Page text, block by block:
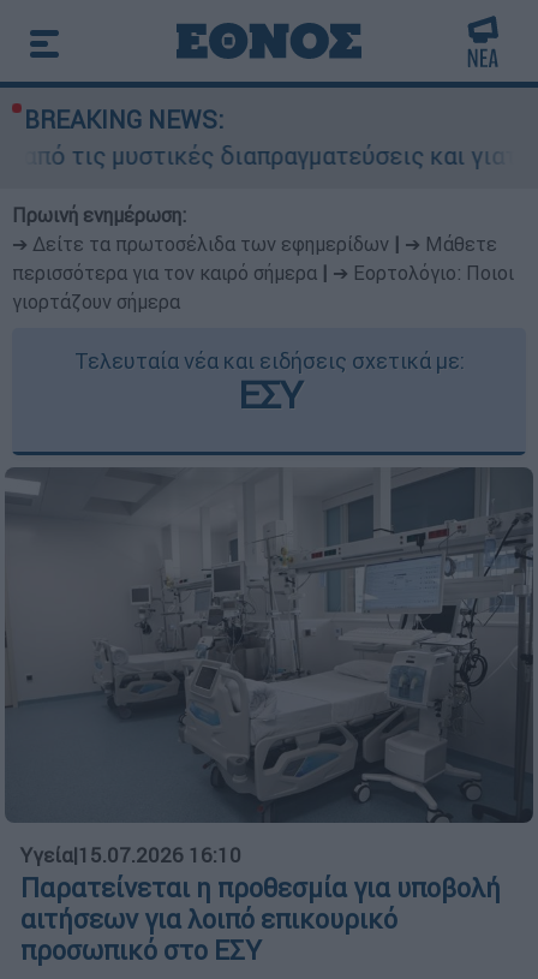
BREAKING NEWS:
διαπραγματεύσεις και γιατί αντιδρούν
Πρωινή ενημέρωση:
➔ Δείτε τα πρωτοσέλιδα των εφημερίδων
➔ Μάθετε
περισσότερα για τον καιρό σήμερα
➔ Εορτολόγιο: Ποιοι
γιορτάζουν σήμερα
Τελευταία νέα και ειδήσεις σχετικά με:
ΕΣΥ
Υγεία|15.07.2026 16:10
Παρατείνεται η προθεσμία για υποβολή
αιτήσεων για λοιπό επικουρικό
προσωπικό στο ΕΣΥ